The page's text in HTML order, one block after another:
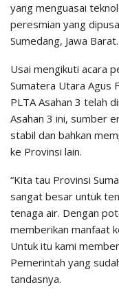
yang menguasai
peresmian yang
Sumedang, Jawa Barat.
Usai mengikuti acara
Sumatera Utara Agus
PLTA Asahan 3 telah
Asahan 3 ini, sumber
stabil dan bahkan
ke Provinsi lain.
“Kita tau Provinsi
sangat besar untuk
tenaga air. Dengan
memberikan manfaat
Untuk itu kami
Pemerintah yang
tandasnya.